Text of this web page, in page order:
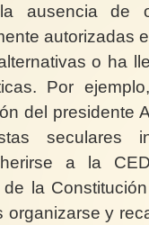
ausencia de
autorizadas
o ha
Por
del presidente
seculares
a la
la
organizarse y